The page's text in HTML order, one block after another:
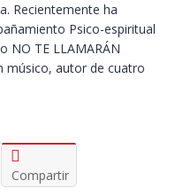
Recientemente ha
Psico-espiritual
NO TE LLAMARÁN
músico, autor de cuatro
Compartir